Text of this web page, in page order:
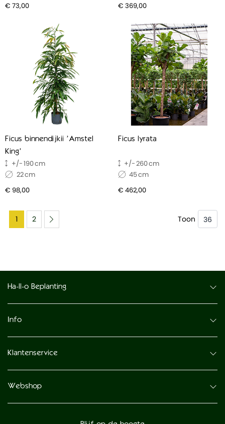
€ 73,00
€ 369,00
Ficus binnendijkii 'Amstel
King'
190
22
€ 98,00
Ficus lyrata
260
45
€ 462,00
1 2 Toon
Ha-ll-o Beplanting
Info
Klantenservice
Webshop